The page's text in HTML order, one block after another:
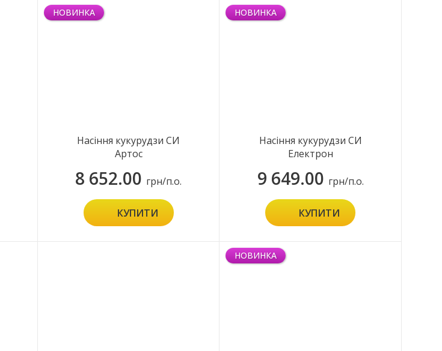
НОВИНКА
Насіння кукурудзи СИ
Артос
8 652.00 грн/п.о.
КУПИТИ
НОВИНКА
Насіння кукурудзи СИ
Електрон
9 649.00 грн/п.о.
КУПИТИ
НОВИНКА